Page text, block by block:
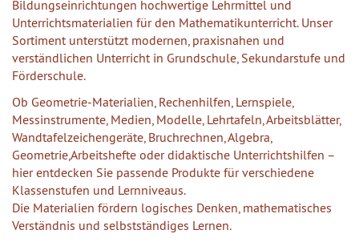
Bildungseinrichtungen hochwertige Lehrmittel und
Unterrichtsmaterialien für den Mathematikunterricht. Unser
Sortiment unterstützt modernen, praxisnahen und
verständlichen Unterricht in Grundschule, Sekundarstufe und
Förderschule.
Ob Geometrie-Materialien, Rechenhilfen, Lernspiele,
Messinstrumente, Medien, Modelle, Lehrtafeln, Arbeitsblätter,
Wandtafelzeichengeräte, Bruchrechnen, Algebra,
Geometrie,Arbeitshefte oder didaktische Unterrichtshilfen –
hier entdecken Sie passende Produkte für verschiedene
Klassenstufen und Lernniveaus.
Die Materialien fördern logisches Denken, mathematisches
Verständnis und selbstständiges Lernen.